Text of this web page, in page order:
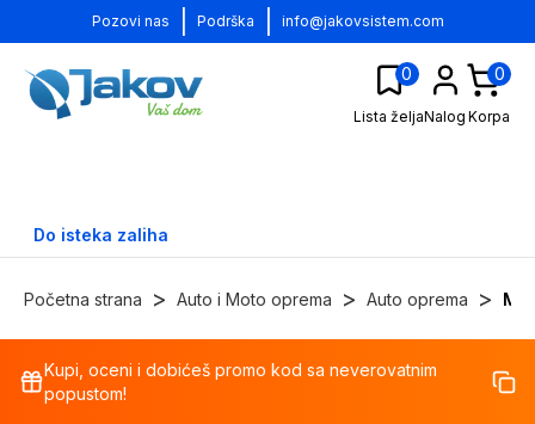
Pozovi nas Podrška info@jakovsistem.com
0
Lista željaNalog
0
Korpa
Do isteka zaliha
Početna strana > Auto i Moto oprema > Auto oprema >
%
Kupi, oceni i dobićeš promo kod sa neverovatnim
popustom!